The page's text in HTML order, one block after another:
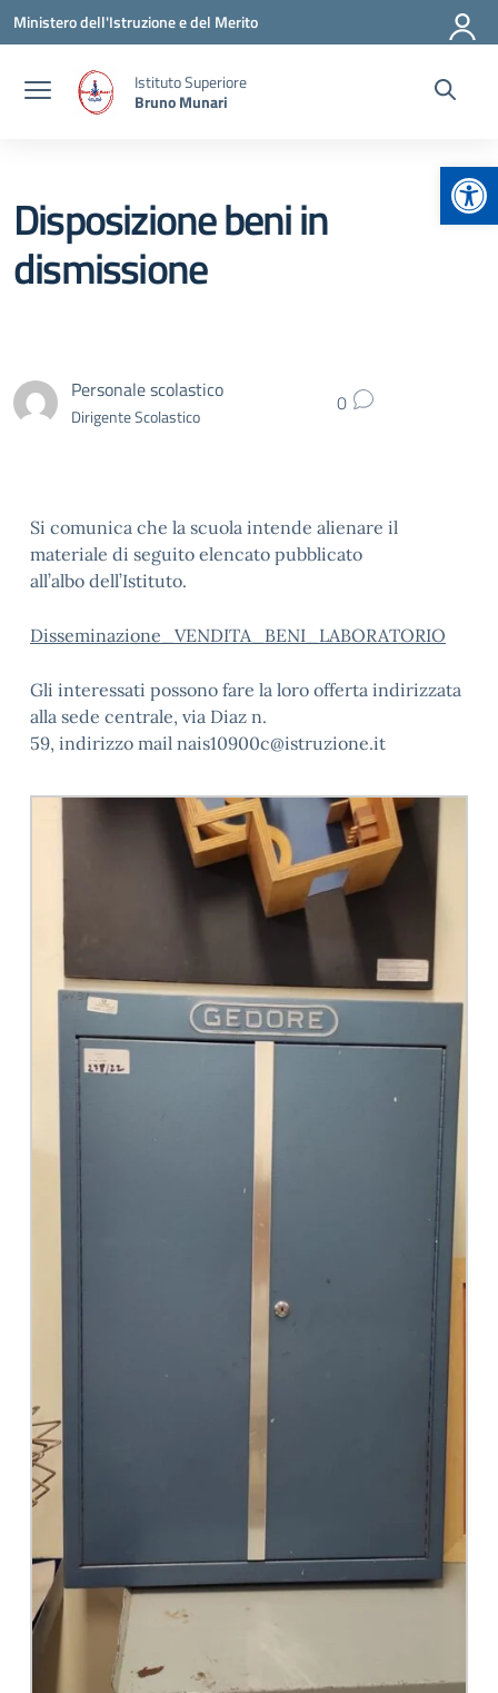
Vai ai contenuti
Vai al menu di navigazione
Vai al footer
Ministero dell'Istruzione e del Merito
Istituto Superiore
Bruno Munari
Disposizione beni in
dismissione
Personale scolastico
Dirigente Scolastico 0
Si comunica che la scuola intende alienare il
materiale di seguito elencato pubblicato
all’albo dell’Istituto.
Disseminazione_VENDITA_BENI_LABORATORIO
Gli interessati possono fare la loro offerta indirizzata
alla sede centrale, via Diaz n.
59, indirizzo mail nais10900c@istruzione.it